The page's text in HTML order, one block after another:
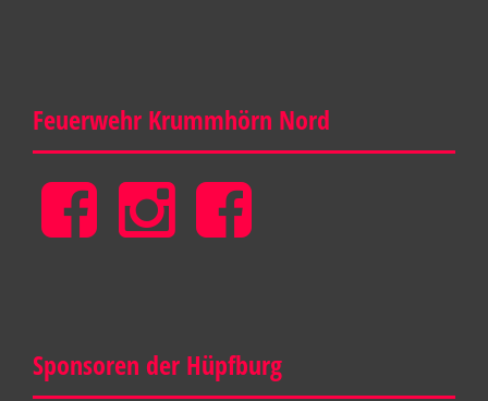
Feuerwehr Krummhörn Nord
Feuerwehr
Krummhörn
Feuerwehr
Krummhörn
Gemeinde
Sponsoren der Hüpfburg